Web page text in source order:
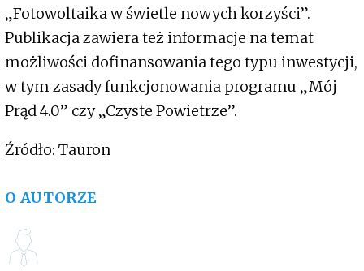
„Fotowoltaika w świetle nowych korzyści”.
Publikacja zawiera też informacje na temat
możliwości dofinansowania tego typu inwestycji,
w tym zasady funkcjonowania programu „Mój
Prąd 4.0” czy „Czyste Powietrze”.
Źródło: Tauron
O AUTORZE